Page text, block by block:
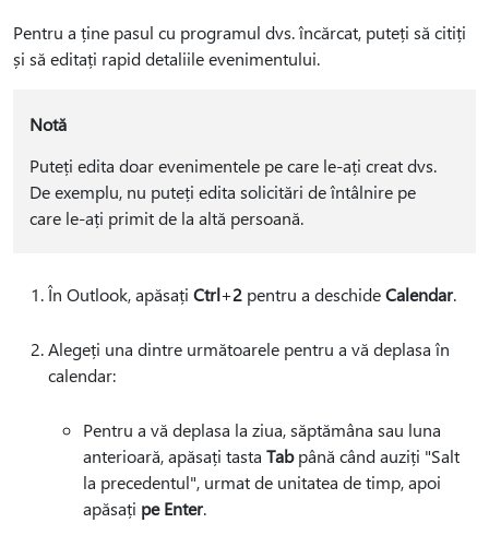
Pentru a ține pasul cu programul dvs. încărcat, puteți să citiți
și să editați rapid detaliile evenimentului.
Notă
Puteți edita doar evenimentele pe care le-ați creat dvs.
De exemplu, nu puteți edita solicitări de întâlnire pe
care le-ați primit de la altă persoană.
În Outlook, apăsați Ctrl+2 pentru a deschideCalendar.
Alegeți una dintre următoarele pentru a vă deplasa în
calendar:
Pentru a vă deplasa la ziua, săptămâna sau luna
anterioară, apăsați tasta Tabpână când auziți "Salt
la precedentul", urmat de unitatea de timp, apoi
apăsați pe Enter.